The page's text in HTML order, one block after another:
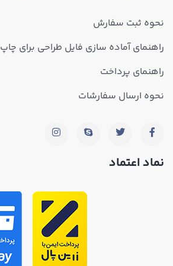
نحوه ثبت سفارش
راهنمای آماده سازی فایل طراحی برای چاپ
راهنمای پرداخت
نحوه ارسال سفارشات
نماد اعتماد